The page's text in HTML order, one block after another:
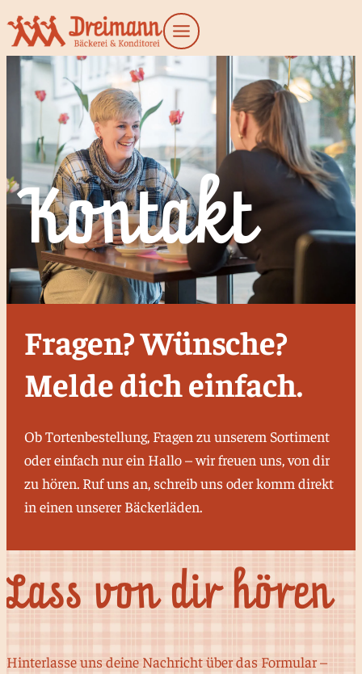
Kontakt
Fragen? Wünsche?
Melde dich einfach.
Ob Tortenbestellung, Fragen zu unserem Sortiment
oder einfach nur ein Hallo – wir freuen uns, von dir
zu hören. Ruf uns an, schreib uns oder komm direkt
in einen unserer Bäckerläden.
Lass von dir hören
Hinterlasse uns deine Nachricht über das Formular –